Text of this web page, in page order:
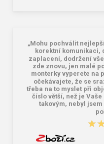
„Mohu pochválit
korektní komunikaci,
zaplacení, dodržení
zde znovu, jen malé
monterky vyperete na
očekávajete, že se
třeba na to myslet při
číslo větší, než je
takovým, nebyl